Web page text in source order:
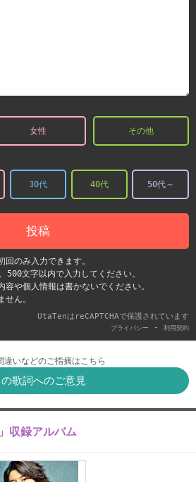
女性 その他
30代 40代 50代～
投稿
のみ入力できます。
文字以内で入力してください。
や個人情報は書かないでください。
ん。
UtaTenはreCAPTCHAで保護されています
プライバシー - 利用契約
違いなどのご指摘はこちら
の歌詞へのご意見
収録アルバム